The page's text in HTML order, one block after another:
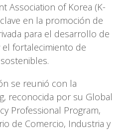
Association of Korea (K-
en la promoción de
para el desarrollo de
fortalecimiento de
se reunió con la
reconocida por su Global
Professional Program,
de Comercio, Industria y